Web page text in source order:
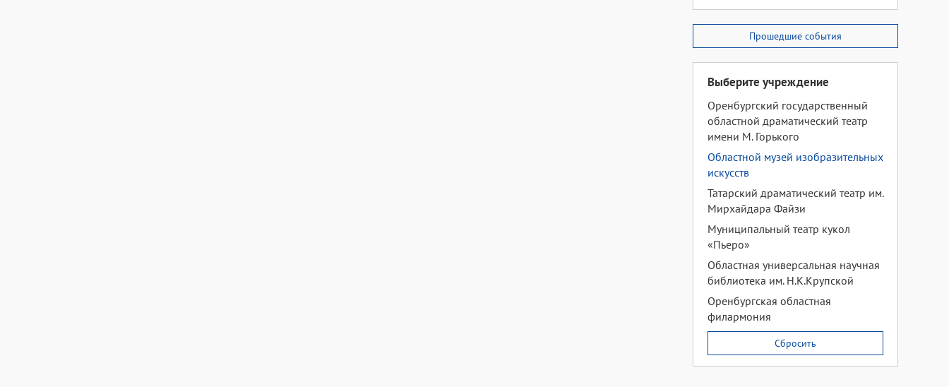
Прошедшие события
Выберите учреждение
Оренбургский государственный
областной драматический театр
имени М. Горького
Областной музей изобразительных
искусств
Татарский драматический театр им.
Мирхайдара Файзи
Муниципальный театр кукол
«Пьеро»
Областная универсальная научная
библиотека им. Н.К.Крупской
Оренбургская областная
филармония
Сбросить